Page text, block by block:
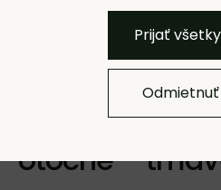
Kreslo Rico
otočné –
Pridať k
Prijať